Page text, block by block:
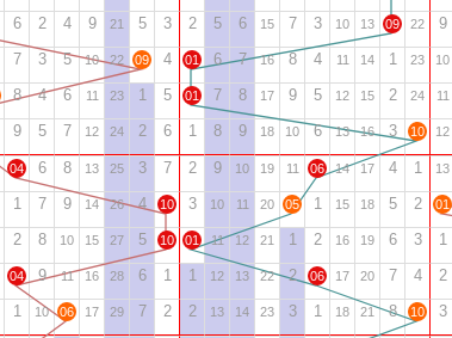
6 2 4 9 21 5 3 2 5 6 15 7 3 10 13 09 22 9
7 3 5 10 22 09 4 01 6 7 16 8 4 11 14 1 23 10
8 4 6 11 23 1 5 01 7 8 17 9 5 12 15 2 24 11
9 5 7 12 24 2 6 1 8 9 18 10 6 13 16 3 10 12
04 6 8 13 25 3 7 2 9 10 19 11 06 14 17 4 1 13
1 7 9 14 26 4 10 3 10 11 20 05 1 15 18 5 2 01
2 8 10 15 27 5 10 01 11 12 21 1 2 16 19 6 3 1
04 9 11 16 28 6 1 1 12 13 22 2 06 17 20 7 4 2
1 10 06 17 29 7 2 2 13 14 23 3 1 18 21 8 10 3